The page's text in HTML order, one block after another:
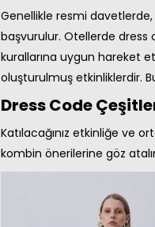
Genellikle resmi
başvurulur. Otellerde dress
kurallarına uygun hareket
oluşturulmuş etkinliklerdir.
Dress Code
Katılacağınız etkinliğe ve
kombin önerilerine göz